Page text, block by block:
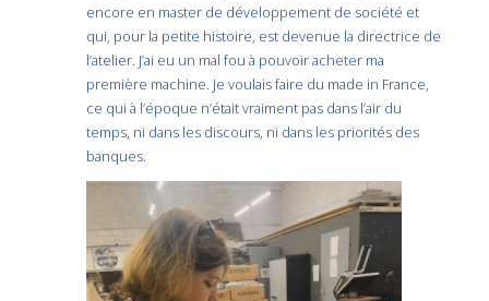
encore en master de développement de société et
qui, pour la petite histoire, est devenue la directrice de
l’atelier. J’ai eu un mal fou à pouvoir acheter ma
première machine. Je voulais faire du made in France,
ce qui à l’époque n’était vraiment pas dans l’air du
temps, ni dans les discours, ni dans les priorités des
banques.